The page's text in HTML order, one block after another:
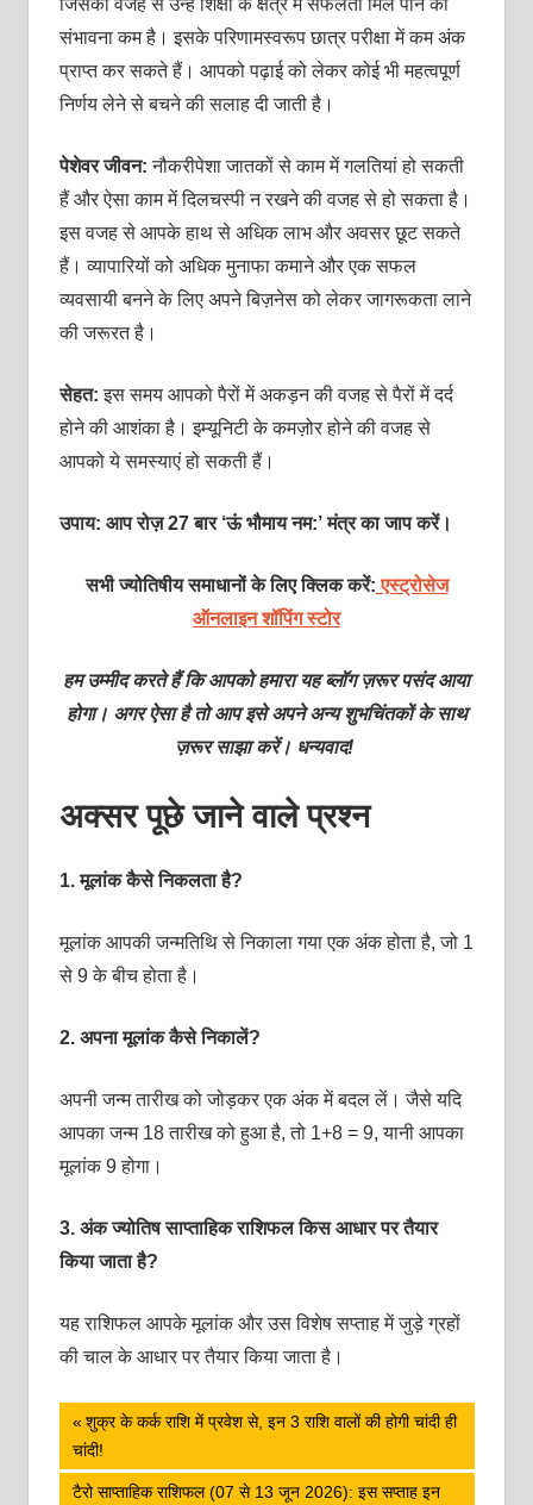
संभावना कम है। इसके परिणामस्‍वरूप छात्र परीक्षा में कम अंक
प्राप्‍त कर सकते हैं। आपको पढ़ाई को लेकर कोई भी महत्‍वपूर्ण
निर्णय लेने से बचने की सलाह दी जाती है।
पेशेवर जीवन:नौकरीपेशा जातकों से काम में गलतियां हो सकती
हैं और ऐसा काम में दिलचस्‍पी न रखने की वजह से हो सकता है।
इस वजह से आपके हाथ से अधिक लाभ और अवसर छूट सकते
हैं। व्‍यापारियों को अधिक मुनाफा कमाने और एक सफल
व्‍यवसायी बनने के लिए अपने बिज़नेस को लेकर जागरूकता लाने
की जरूरत है।
सेहत:इस समय आपको पैरों में अकड़न की वजह से पैरों में दर्द
होने की आशंका है। इम्‍यूनिटी के कमज़ोर होने की वजह से
आपको ये समस्‍याएं हो सकती हैं।
उपाय: आप रोज़ 27 बार ‘ऊं भौमाय नम:’ मंत्र का जाप करें।
सभी ज्योतिषीय समाधानों के लिए क्लिक करें: एस्ट्रोसेज
ऑनलाइन शॉपिंग स्टोर
हम उम्मीद करते हैं कि आपको हमारा यह ब्लॉग ज़रूर पसंद आया
होगा। अगर ऐसा है तो आप इसे अपने अन्य शुभचिंतकों के साथ
ज़रूर साझा करें। धन्यवाद!
अक्सर पूछे जाने वाले प्रश्‍न
1.मूलांक कैसे निकलता है?
मूलांक आपकी जन्मतिथि से निकाला गया एक अंक होता है, जो 1
से 9 के बीच होता है।
2. अपना मूलांक कैसे निकालें?
अपनी जन्म तारीख को जोड़कर एक अंक में बदल लें। जैसे यदि
आपका जन्म 18 तारीख को हुआ है, तो 1+8 = 9, यानी आपका
मूलांक 9 होगा।
3. अंक ज्योतिष साप्ताहिक राशिफल किस आधार पर तैयार
किया जाता है?
यह राशिफल आपके मूलांक और उस विशेष सप्‍ताह में जुड़े ग्रहों
की चाल के आधार पर तैयार किया जाता है।
पोस्ट
नेविगेशन
Previous
Post:
शुक्र के कर्क राशि में प्रवेश से, इन 3 राशि वालों की होगी चांदी ही
चांदी!
Next
टैरो साप्ताहिक राशिफल (07 से 13 जून 2026): इस सप्ताह इन